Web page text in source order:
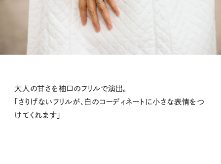
大人の甘さを袖口のフリルで演出。
「さりげないフリルが、白のコーディネートに小さな表情をつ
けてくれます」